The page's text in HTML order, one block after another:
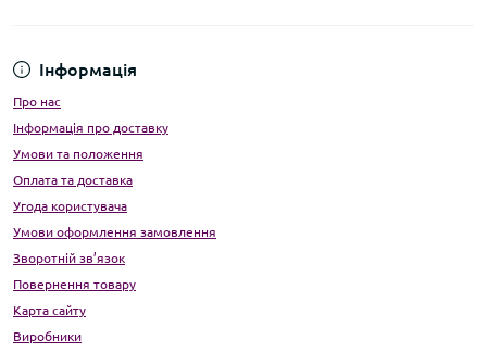
Інформація
Про нас
Інформація про доставку
Умови та положення
Оплата та доставка
Угода користувача
Умови оформлення замовлення
Зворотній зв’язок
Повернення товару
Карта сайту
Виробники